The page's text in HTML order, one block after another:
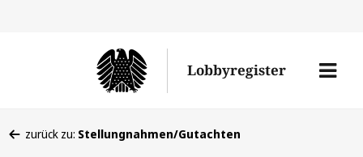
Lobbyregister
Menü
befinden
zurück zu: Stellungnahmen/Gutachten